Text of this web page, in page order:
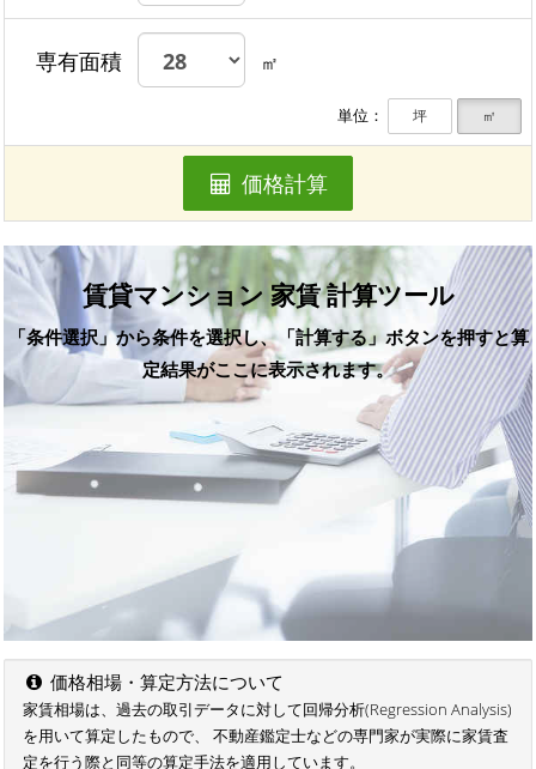
専有面積 ㎡
単位： 坪 ㎡
価格計算
賃貸マンション 家賃 計算ツール
「条件選択」から条件を選択し、「計算する」ボタンを押すと算
定結果がここに表示されます。
価格相場・算定方法について
家賃相場は、過去の取引データに対して回帰分析(Regression Analysis)
を用いて算定したもので、 不動産鑑定士などの専門家が実際に家賃査
定を行う際と同等の算定手法を適用しています。